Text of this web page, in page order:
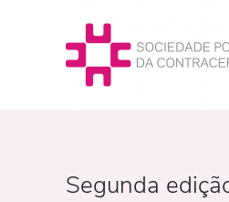
Segunda